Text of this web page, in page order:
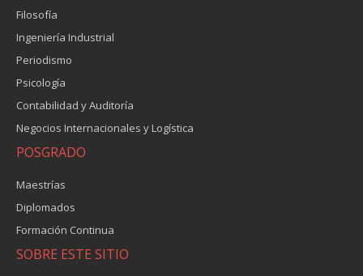
Filosofía
Ingeniería Industrial
Periodismo
Psicología
Contabilidad y Auditoría
Negocios Internacionales y Logística
POSGRADO
Maestrías
Diplomados
Formación Continua
SOBRE ESTE SITIO